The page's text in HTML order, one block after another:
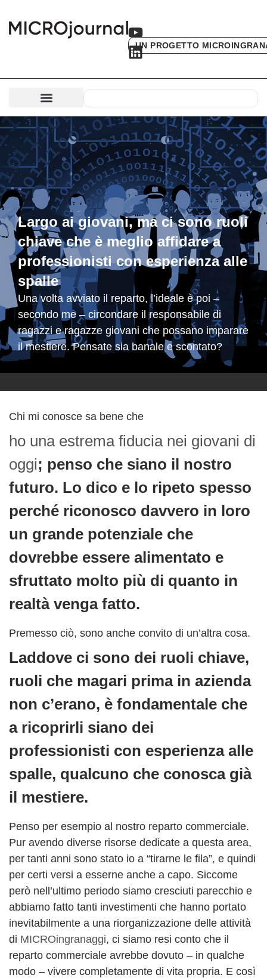
UN PROGETTO
Largo ai giovani, ma ci sono ruoli
chiave che è meglio affidare a
professionisti con esperienza alle
spalle
Una volta avviato il reparto, l’ideale è poi –
secondo me – circondare il responsabile di
ragazzi e ragazze giovani che possano imparare
il mestiere. Pensate sia banale e scontato?
Chi mi conosce sa bene che
ho una estrema fiducia nei giovani di
oggi; penso che siano il nostro
futuro. Lo dico e lo ripeto spesso
perché riconosco davvero in loro
un grande potenziale che
dovrebbe essere alimentato e
sfruttato molto più di quanto in
realtà venga fatto.
Premesso ciò, sono anche convito di un’altra cosa.
Laddove ci sono dei ruoli chiave,
ruoli che magari prima in azienda
non c’erano, è fondamentale che
a ricoprirli siano dei
professionisti con esperienza alle
spalle, qualcuno che conosca già
il mestiere.
Penso per esempio al nostro reparto commerciale.
Pur avendo diverse risorse dedicate a questa area,
per tanti anni sono stato io a “tirarne le fila”, e quindi
per certi versi a esserne anche a capo. Siccome
però nell’ultimo periodo siamo cresciuti parecchio e
abbiamo fatto tanti investimenti che hanno portato
inevitabilmente a una riorganizzazione delle attività
di MICROingranaggi, ci siamo resi conto che il
reparto commerciale avrebbe dovuto – in qualche
modo – vivere completamente di vita propria. E così